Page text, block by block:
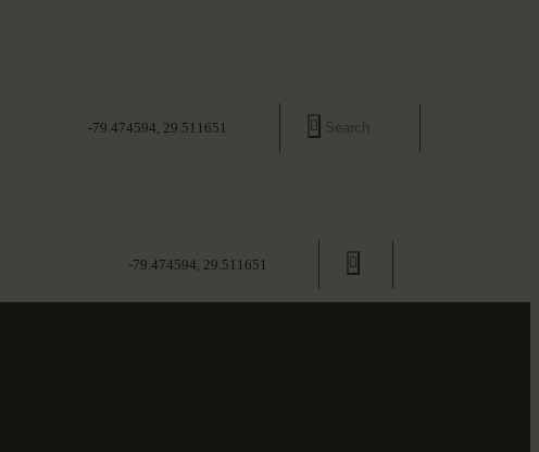
-79.474594, 29.511651
-79.474594, 29.511651